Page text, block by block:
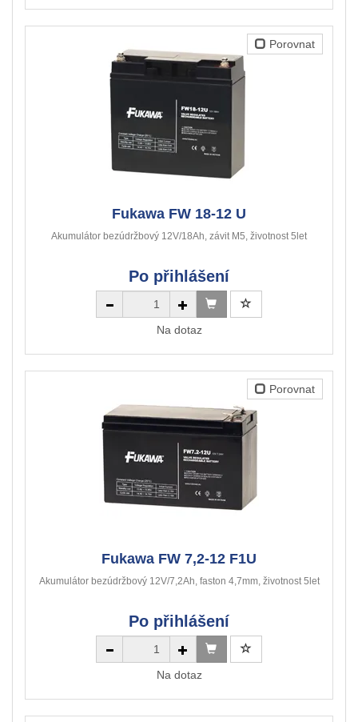
Porovnat
Fukawa FW 18-12 U
Akumulátor bezúdržbový 12V/18Ah, závit M5, životnost 5let
Po přihlášení
Na dotaz
Porovnat
Fukawa FW 7,2-12 F1U
Akumulátor bezúdržbový 12V/7,2Ah, faston 4,7mm, životnost 5let
Po přihlášení
Na dotaz